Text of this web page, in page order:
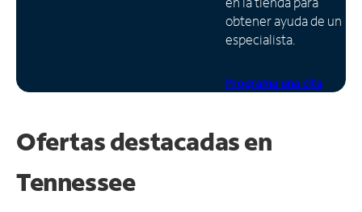
obtener ayuda de un
especialista.
Programa una cita
Ofertas destacadas en
Tennessee